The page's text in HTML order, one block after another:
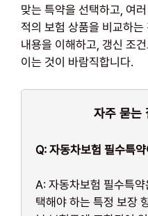
맞는 특약을 선택하고, 여
적의 보험 상품을 비교하
내용을 이해하고, 갱신 조
이는 것이 바람직합니다.
자주 묻는
Q: 자동차보험 필수특
A: 자동차보험 필수특
택해야 하는 특정 보장